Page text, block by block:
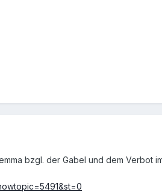
bzgl. der Gabel und dem Verbot